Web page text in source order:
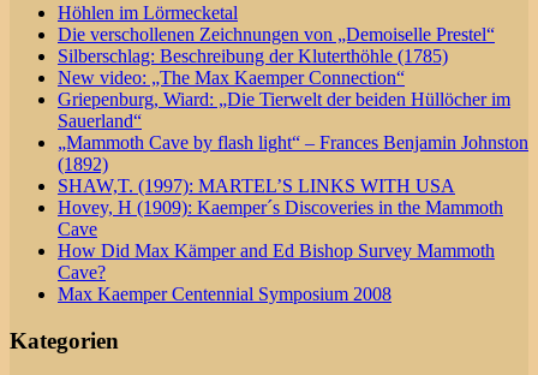
Höhlen im Lörmecketal
Die verschollenen Zeichnungen von „Demoiselle Prestel“
Silberschlag: Beschreibung der Kluterthöhle (1785)
New video: „The Max Kaemper Connection“
Griepenburg, Wiard: „Die Tierwelt der beiden Hüllöcher im
Sauerland“
„Mammoth Cave by flash light“ – Frances Benjamin Johnston
(1892)
SHAW,T. (1997): MARTEL’S LINKS WITH USA
Hovey, H (1909): Kaemper´s Discoveries in the Mammoth
Cave
How Did Max Kämper and Ed Bishop Survey Mammoth
Cave?
Max Kaemper Centennial Symposium 2008
Kategorien